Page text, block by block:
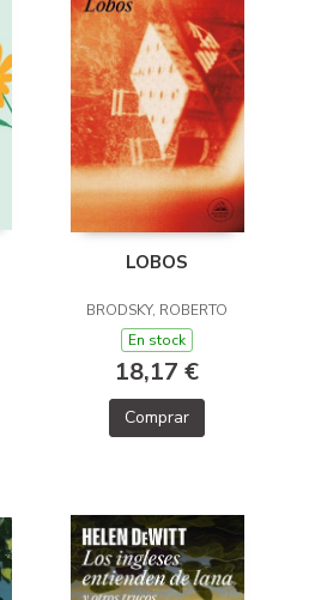
LOBOS
BRODSKY, ROBERTO
En stock
18,17 €
Comprar